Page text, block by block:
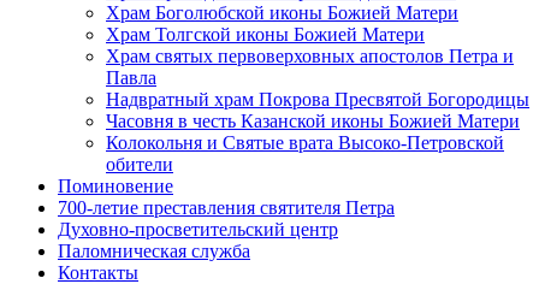
Храм Боголюбской иконы Божией Матери
Храм Толгской иконы Божией Матери
Храм святых первоверховных апостолов Петра и
Павла
Надвратный храм Покрова Пресвятой Богородицы
Часовня в честь Казанской иконы Божией Матери
Колокольня и Святые врата Высоко-Петровской
обители
Поминовение
700-летие преставления святителя Петра
Духовно-просветительский центр
Паломническая служба
Контакты